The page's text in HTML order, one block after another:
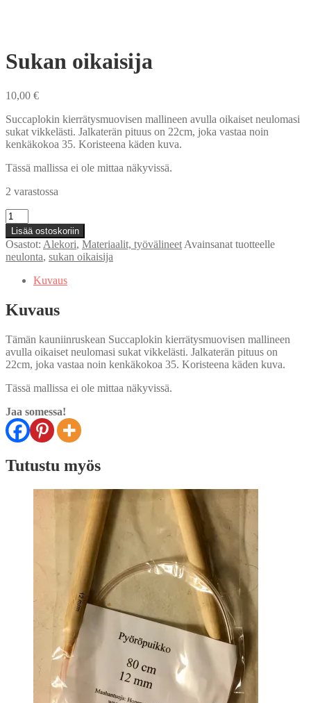
Sukan oikaisija
10,00 €
Succaplokin kierrätysmuovisen mallineen avulla oikaiset neulomasi
sukat vikkelästi. Jalkaterän pituus on 22cm, joka vastaa noin
kenkäkokoa 35. Koristeena käden kuva.
Tässä mallissa ei ole mittaa näkyvissä.
2 varastossa
Sukan
oikaisija
määrä
Lisää ostoskoriin
Osastot: Alekori, Materiaalit, työvälineet Avainsanat tuotteelle
neulonta, sukan oikaisija
Kuvaus
Kuvaus
Tämän kauniinruskean Succaplokin kierrätysmuovisen mallineen
avulla oikaiset neulomasi sukat vikkelästi. Jalkaterän pituus on
22cm, joka vastaa noin kenkäkokoa 35. Koristeena käden kuva.
Tässä mallissa ei ole mittaa näkyvissä.
Jaa somessa!
Tutustu myös